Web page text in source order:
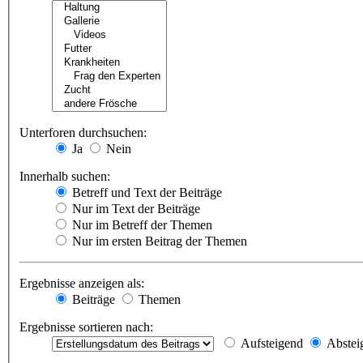
Unterforen durchsuchen:
Ja
Nein
Innerhalb suchen:
Betreff und Text der Beiträge
Nur im Text der Beiträge
Nur im Betreff der Themen
Nur im ersten Beitrag der Themen
Ergebnisse anzeigen als:
Beiträge
Themen
Ergebnisse sortieren nach:
Aufsteigend